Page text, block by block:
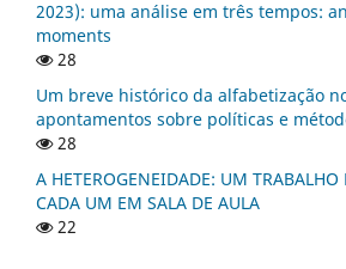
2023): uma análise em três tempos:
moments
28
Um breve histórico da alfabetização
apontamentos sobre políticas e
28
A HETEROGENEIDADE: UM TRABALHO
CADA UM EM SALA DE AULA
22